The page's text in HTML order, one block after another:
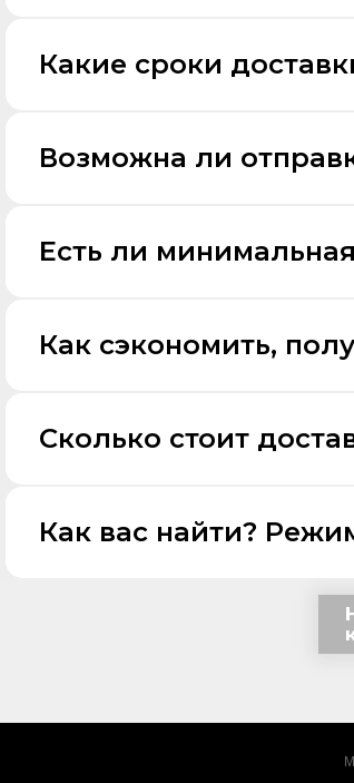
Какие сроки
Возможна ли
Есть ли
Как сэкономить,
Сколько стоит
Как вас найти?